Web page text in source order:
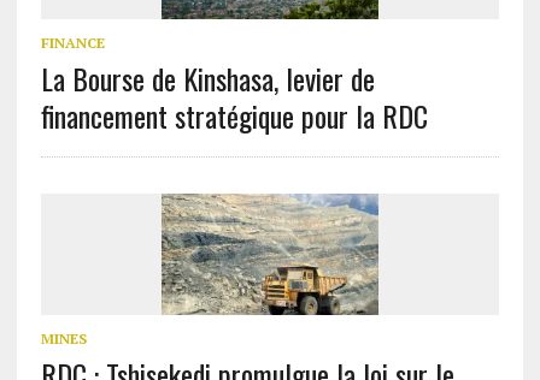
FINANCE
La Bourse de Kinshasa, levier de
financement stratégique pour la RDC
MINES